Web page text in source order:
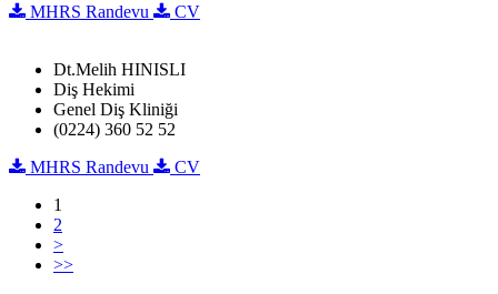
MHRS Randevu
CV
Dt.Melih HINISLI
Diş Hekimi
Genel Diş Kliniği
(0224) 360 52 52
MHRS Randevu
CV
1
2
>
>>